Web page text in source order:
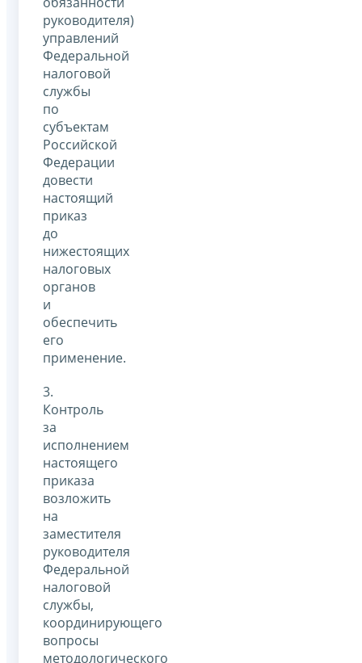
руководителя)
управлений
Федеральной
налоговой
службы
по
субъектам
Российской
Федерации
довести
настоящий
приказ
до
нижестоящих
налоговых
органов
и
обеспечить
его
применение.
3.
Контроль
за
исполнением
настоящего
приказа
возложить
на
заместителя
руководителя
Федеральной
налоговой
службы,
координирующего
вопросы
методологического